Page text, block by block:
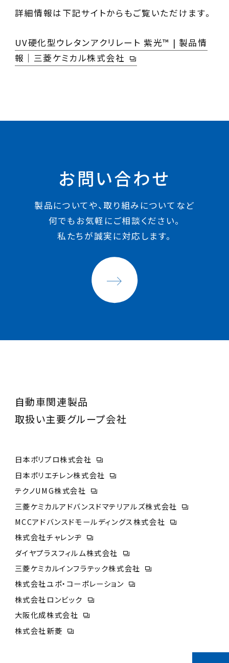
詳細情報は下記サイトからもご覧いただけます。
UV硬化型ウレタンアクリレート 紫光™ | 製品情
報｜三菱ケミカル株式会社
お問い合わせ
製品についてや、取り組みについてなど
何でもお気軽にご相談ください。
私たちが誠実に対応します。
自動車関連製品
取扱い主要グループ会社
日本ポリプロ株式会社
MCCアドバンスドモールディングス株式会社
三菱ケミカルアドバンスドマテリアルズ株式会社
株式会社チャレンヂ
ダイヤプラスフィルム株式会社
三菱ケミカルインフラテック株式会社
株式会社ユポ・コーポレーション
株式会社ロンビック
大阪化成株式会社
株式会社新菱
テクノUMG株式会社
日本ポリエチレン株式会社